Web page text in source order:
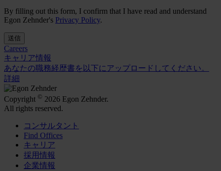
By filling out this form, I confirm that I have read and understand
Egon Zehnder's Privacy Policy.
送信
Careers
キャリア情報
あなたの職務経歴書を以下にアップロードしてください。
詳細
Copyright © 2026 Egon Zehnder.
All rights reserved.
コンサルタント
Find Offices
キャリア
採用情報
企業情報